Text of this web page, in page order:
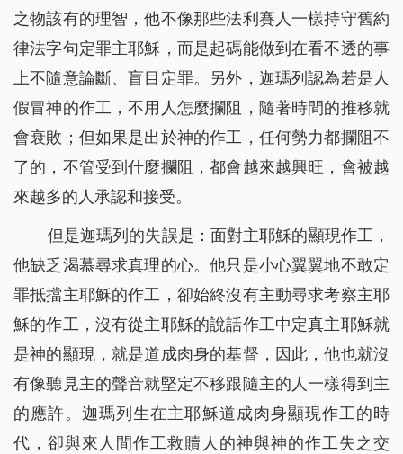
之物該有的理智，他不像那些法利賽人一樣持守舊約
律法字句定罪主耶穌，而是起碼能做到在看不透的事
上不隨意論斷、盲目定罪。另外，迦瑪列認為若是人
假冒神的作工，不用人怎麼攔阻，隨著時間的推移就
會衰敗；但如果是出於神的作工，任何勢力都攔阻不
了的，不管受到什麼攔阻，都會越來越興旺，會被越
來越多的人承認和接受。
但是迦瑪列的失誤是：面對主耶穌的顯現作工，
他缺乏渴慕尋求真理的心。他只是小心翼翼地不敢定
罪抵擋主耶穌的作工，卻始終沒有主動尋求考察主耶
穌的作工，沒有從主耶穌的說話作工中定真主耶穌就
是神的顯現，就是道成肉身的基督，因此，他也就沒
有像聽見主的聲音就堅定不移跟隨主的人一樣得到主
的應許。迦瑪列生在主耶穌道成肉身顯現作工的時
代，卻與來人間作工救贖人的神與神的作工失之交